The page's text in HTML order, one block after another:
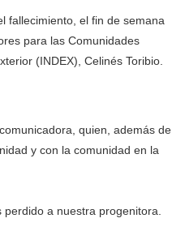
fallecimiento, el fin de semana
para las Comunidades
(INDEX), Celinés Toribio.
quien, además de
y con la comunidad en la
a nuestra progenitora.